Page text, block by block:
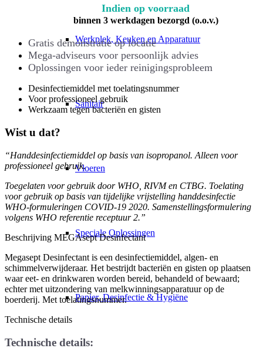
Werkplek, Keuken en Apparatuur
Sanitair
Vloeren
Speciale Oplossingen
Papier, Desinfectie & Hygiëne
Indien op voorraad
binnen 3 werkdagen bezorgd (o.o.v.)
Gratis demonstratie op locatie
Mega-adviseurs voor persoonlijk advies
Oplossingen voor ieder reinigingsprobleem
Desinfectiemiddel met toelatingsnummer
Voor professioneel gebruik
Werkzaam tegen bacteriën en gisten
Wist u dat?
“Handdesinfectiemiddel op basis van isopropanol. Alleen voor
professioneel gebruik.
Toegelaten voor gebruik door WHO, RIVM en CTBG. Toelating
voor gebruik op basis van tijdelijke vrijstelling handdesinfectie
WHO-formuleringen COVID-19 2020. Samenstellingsformulering
volgens WHO referentie receptuur 2.”
Beschrijving MEGAsept Desinfectant
Megasept Desinfectant is een desinfectiemiddel, algen- en
schimmelverwijderaar. Het bestrijdt bacteriën en gisten op plaatsen
waar eet- en drinkwaren worden bereid, behandeld of bewaard;
echter met uitzondering van melkwinningsapparatuur op de
boerderij. Met toelatingsnummer.
Technische details
Technische details: